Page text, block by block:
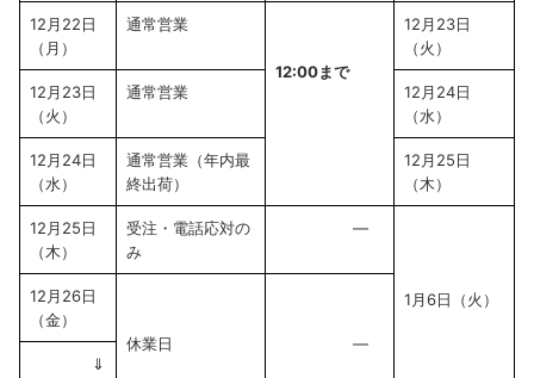
12月22日
（月）
通常営業
12:00まで
12月23日
（火）
12月23日
（火）
通常営業
12月24日
（水）
12月24日
（水）
通常営業（年内最
終出荷）
12月25日
（木）
12月25日
（木）
受注・電話応対の
み
―
1月6日（火）
12月26日
（金）
休業日
―
⇓